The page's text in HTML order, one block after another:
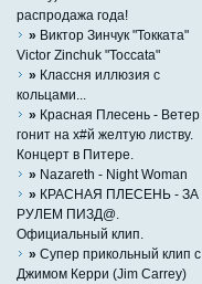
распродажа года!
» Виктор Зинчук "Токката"
Victor Zinchuk "Toccata"
» Классня иллюзия с
кольцами...
» Красная Плесень - Ветер
гонит на х#й желтую листву.
Концерт в Питере.
» Nazareth - Night Woman
» КРАСНАЯ ПЛЕСЕНЬ - ЗА
РУЛЕМ ПИЗД@.
Официальный клип.
» Супер прикольный клип с
Джимом Керри (Jim Carrey)